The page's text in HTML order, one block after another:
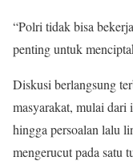
“Polri tidak bisa
penting untuk
Diskusi berlangsung
masyarakat, mulai dari
hingga persoalan lalu
mengerucut pada satu